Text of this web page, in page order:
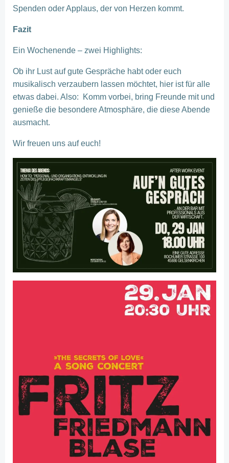
Spenden oder Applaus, der von Herzen kommt.
Fazit
Ein Wochenende – zwei Highlights:
Ob ihr Lust auf gute Gespräche habt oder euch
musikalisch verzaubern lassen möchtet, hier ist für alle
etwas dabei. Also: Komm vorbei, bring Freunde mit und
genieße die besondere Atmosphäre, die diese Abende
ausmacht.
Wir freuen uns auf euch!